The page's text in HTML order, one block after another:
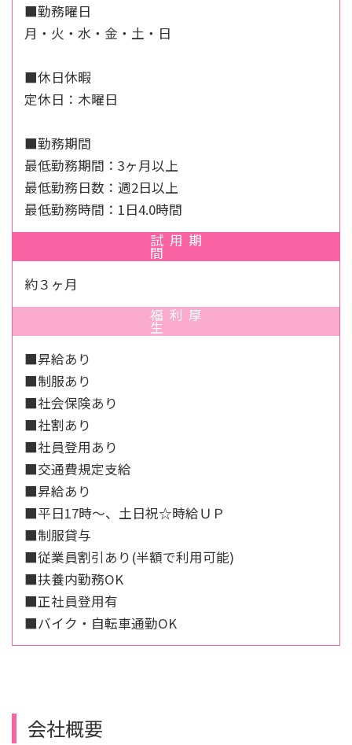
■勤務曜日
月・火・水・金・土・日
■休日休暇
定休日：木曜日
■勤務期間
最低勤務期間：3ヶ月以上
最低勤務日数：週2日以上
最低勤務時間：1日4.0時間
試用期
間
約３ヶ月
福利厚
生
■昇給あり
■制服あり
■社会保険あり
■社割あり
■社員登用あり
■交通費規定支給
■昇給あり
■平日17時～、土日祝☆時給ＵＰ
■制服貸与
■従業員割引あり(半額で利用可能)
■扶養内勤務OK
■正社員登用有
■バイク・自転車通勤OK
会社概要